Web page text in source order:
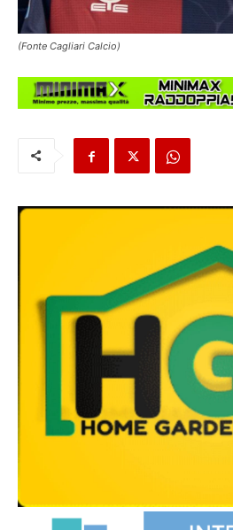
(Fonte Cagliari Calcio)